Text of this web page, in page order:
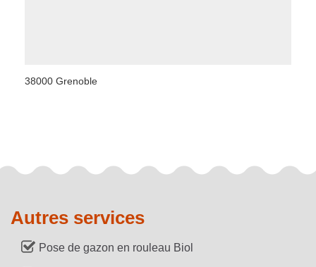
38000 Grenoble
Autres services
Pose de gazon en rouleau Biol